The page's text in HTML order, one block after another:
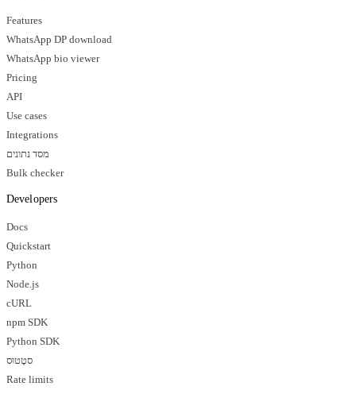
Features
WhatsApp DP download
WhatsApp bio viewer
Pricing
API
Use cases
Integrations
מסד נתונים
Bulk checker
Developers
Docs
Quickstart
Python
Node.js
cURL
npm SDK
Python SDK
סטָטוּס
Rate limits